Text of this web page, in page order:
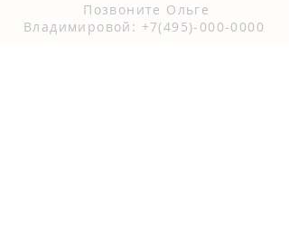
Позвоните Ольге
Владимировой: +7(495)-000-0000